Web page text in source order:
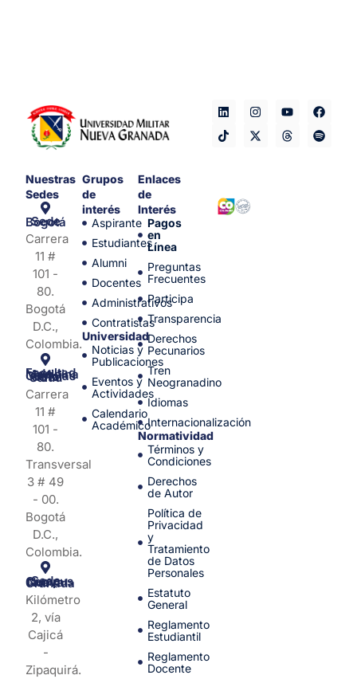
Nuestras
Sedes
Sede Bogotá
Carrera
11 #
101 -
80.
Bogotá
D.C.,
Colombia.
Facultad de Medicina y Ciencias de la Salud
Carrera
11 #
101 -
80.
Transversal
3 # 49
- 00.
Bogotá
D.C.,
Colombia.
Sede Campus Nueva Granada
Kilómetro
2, vía
Cajicá
-
Zipaquirá.
Grupos
de
interés
Aspirante
Estudiantes
Alumni
Docentes
Administrativos
Contratistas
Universidad
Noticias y
Publicaciones
Eventos y
Actividades
Calendario
Académico
Enlaces
de
Interés
Pagos
en
Línea
Preguntas
Frecuentes
Participa
Transparencia
Derechos
Pecunarios
Tren
Neogranadino
Idiomas
Internacionalización
Normatividad
Términos y
Condiciones
Derechos
de Autor
Política de
Privacidad
y
Tratamiento
de Datos
Personales
Estatuto
General
Reglamento
Estudiantil
Reglamento
Docente